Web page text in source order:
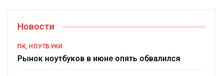
Новости
ПК, НОУТБУКИ
Рынок ноутбуков в июне опять обвалился